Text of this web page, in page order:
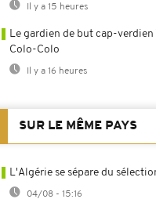
Il y a 15 heures
Le gardien de but cap-
Colo-Colo
Il y a 16 heures
SUR LE MÊME PAYS
L'Algérie se sépare du
04/08 - 15:16